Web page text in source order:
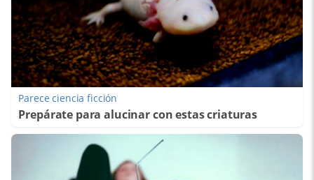
Parece ciencia ficción
Prepárate para alucinar con estas criaturas